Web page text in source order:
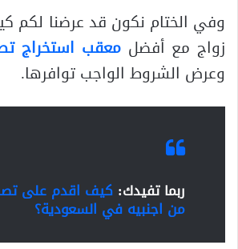
وفي الختام نكون قد عرضنا لكم
زواج مع أفضل معقب استخراج
وعرض الشروط الواجب توافرها.
ربما تفيدك: كيف اقدم على
من اجنبيه في السعودية؟